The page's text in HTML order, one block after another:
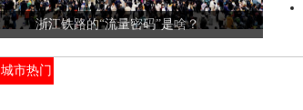
浙江铁路的“流量密码”是啥？
城市热门